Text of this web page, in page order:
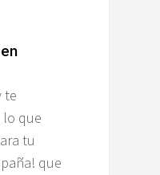
te
que
tu
que